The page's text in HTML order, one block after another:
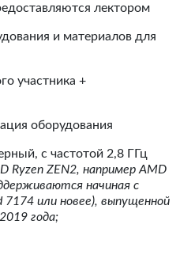
лектором
и материалов для
участника +
оборудования
с частотой 2,8 ГГц
Ryzen ZEN2, например AMD
начиная с
7174 или новее), выпущенной
года;